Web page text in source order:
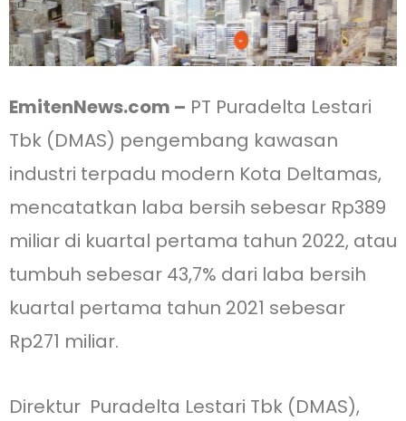
EmitenNews.com – PT Puradelta Lestari
Tbk (DMAS) pengembang kawasan
industri terpadu modern Kota Deltamas,
mencatatkan laba bersih sebesar Rp389
miliar di kuartal pertama tahun 2022, atau
tumbuh sebesar 43,7% dari laba bersih
kuartal pertama tahun 2021 sebesar
Rp271 miliar.
Direktur Puradelta Lestari Tbk (DMAS),